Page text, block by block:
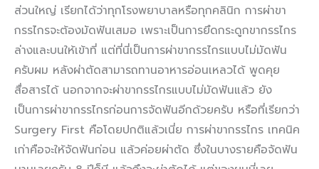
ส่วนใหญ่ เรียกได้ว่าทุกโรงพยาบาลหรือทุกคลินิก การผ่าขา
กรรไกรจะต้องมัดฟันเสมอ เพราะเป็นการยึดกระดูกขากรรไกร
ล่างและบนให้เข้าที่ แต่ที่นี่เป็นการผ่าขากรรไกรแบบไม่มัดฟัน
ครับผม หลังผ่าตัดสามารถทานอาหารอ่อนเหลวได้ พูดคุย
สื่อสารได้ นอกจากจะผ่าขากรรไกรแบบไม่มัดฟันแล้ว ยัง
เป็นการผ่าขากรรไกรก่อนการจัดฟันอีกด้วยครับ หรือที่เรียกว่า
Surgery First คือโดยปกติแล้วเนี่ย การผ่าขากรรไกร เทคนิค
เก่าคือจะให้จัดฟันก่อน แล้วค่อยผ่าตัด ซึ่งในบางรายคือจัดฟัน